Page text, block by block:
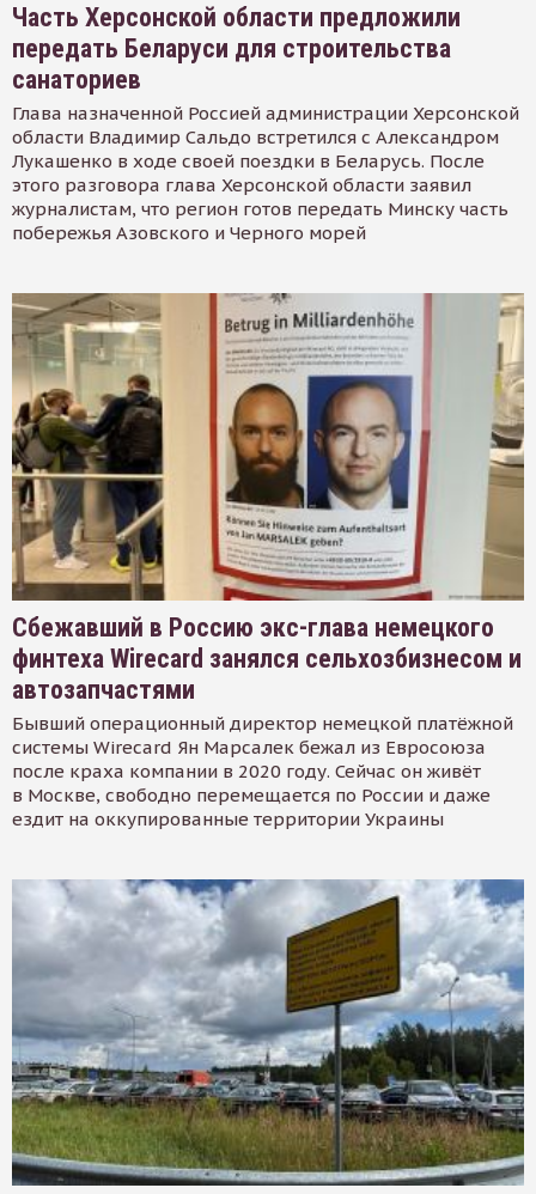
Часть Херсонской области предложили
передать Беларуси для строительства
санаториев
Глава назначенной Россией администрации Херсонской
области Владимир Сальдо встретился с Александром
Лукашенко в ходе своей поездки в Беларусь. После
этого разговора глава Херсонской области заявил
журналистам, что регион готов передать Минску часть
побережья Азовского и Черного морей
Сбежавший в Россию экс-глава немецкого
финтеха Wirecard занялся сельхозбизнесом и
автозапчастями
Бывший операционный директор немецкой платёжной
системы Wirecard Ян Марсалек бежал из Евросоюза
после краха компании в 2020 году. Сейчас он живёт
в Москве, свободно перемещается по России и даже
ездит на оккупированные территории Украины